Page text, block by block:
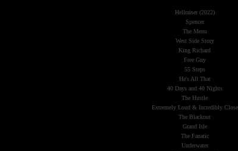
Hellraiser (2022)
Spencer
The Menu
West Side Story
King Richard
Free Guy
55 Steps
He's All That
40 Days and 40 Nights
The Hustle
Extremely Loud & Incredibly Close
The Blackout
Grand Isle
The Fanatic
Underwater